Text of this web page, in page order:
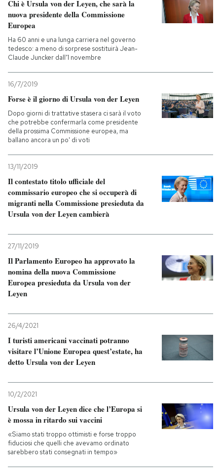
CALENDARIO
AREA PERSONALE
Entra
Chi è Ursula von der Leyen, che sarà la
nuova presidente della Commissione
Europea
Ha 60 anni e una lunga carriera nel governo
tedesco: a meno di sorprese sostituirà Jean-
Claude Juncker dall'1 novembre
16/7/2019
Forse è il giorno di Ursula von der Leyen
Dopo giorni di trattative stasera ci sarà il voto
che potrebbe confermarla come presidente
della prossima Commissione europea, ma
ballano ancora un po' di voti
13/11/2019
Il contestato titolo ufficiale del
commissario europeo che si occuperà di
migranti nella Commissione presieduta da
Ursula von der Leyen cambierà
27/11/2019
Il Parlamento Europeo ha approvato la
nomina della nuova Commissione
Europea presieduta da Ursula von der
Leyen
26/4/2021
I turisti americani vaccinati potranno
visitare l’Unione Europea quest’estate, ha
detto Ursula von der Leyen
10/2/2021
Ursula von der Leyen dice che l’Europa si
è mossa in ritardo sui vaccini
«Siamo stati troppo ottimisti e forse troppo
fiduciosi che quelli che avevamo ordinato
sarebbero stati consegnati in tempo»